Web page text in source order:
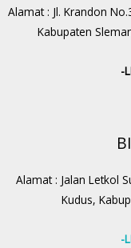
Alamat : Jl. Krandon
Kabupaten
-
Alamat : Jalan Letkol
Kudus,
-